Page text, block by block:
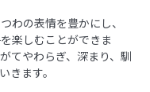
わの表情を豊かにし、
楽しむことができま
てやわらぎ、深まり、馴
きます。